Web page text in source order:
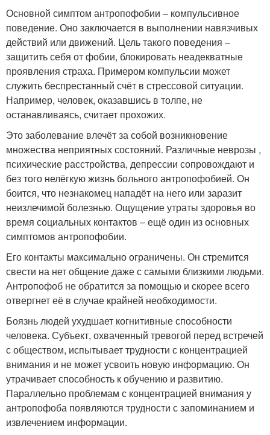
Основной симптом антропофобии – компульсивное
поведение. Оно заключается в выполнении навязчивых
действий или движений. Цель такого поведения –
защитить себя от фобии, блокировать неадекватные
проявления страха. Примером компульсии может
служить беспрестанный счёт в стрессовой ситуации.
Например, человек, оказавшись в толпе, не
останавливаясь, считает прохожих.
Это заболевание влечёт за собой возникновение
множества неприятных состояний. Различные неврозы ,
психические расстройства, депрессии сопровождают и
без того нелёгкую жизнь больного антропофобией. Он
боится, что незнакомец нападёт на него или заразит
неизлечимой болезнью. Ощущение утраты здоровья во
время социальных контактов – ещё один из основных
симптомов антропофобии.
Его контакты максимально ограничены. Он стремится
свести на нет общение даже с самыми близкими людьми.
Антропофоб не обратится за помощью и скорее всего
отвергнет её в случае крайней необходимости.
Боязнь людей ухудшает когнитивные способности
человека. Субъект, охваченный тревогой перед встречей
с обществом, испытывает трудности с концентрацией
внимания и не может усвоить новую информацию. Он
утрачивает способность к обучению и развитию.
Параллельно проблемам с концентрацией внимания у
антропофоба появляются трудности с запоминанием и
извлечением информации.